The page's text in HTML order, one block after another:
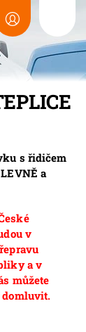
s řidičem
a
v
a v
můžete